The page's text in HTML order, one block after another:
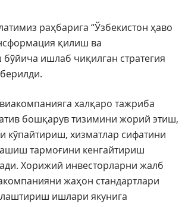
раҳбарига “Ўзбекистон ҳаво
қилиш ва
ишлаб чиқилган стратегия
халқаро тажриба
бошқарув тизимини жорий этиш,
кўпайтириш, хизматлар сифатини
тармоғини кенгайтириш
Хорижий инвесторларни жалб
жаҳон стандартлари
ишлари якунига